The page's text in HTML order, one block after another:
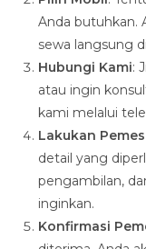
Anda butuhkan.
sewa langsung
Hubungi Kami:
atau ingin
kami melalui
Lakukan
detail yang
pengambilan,
inginkan.
Konfirmasi